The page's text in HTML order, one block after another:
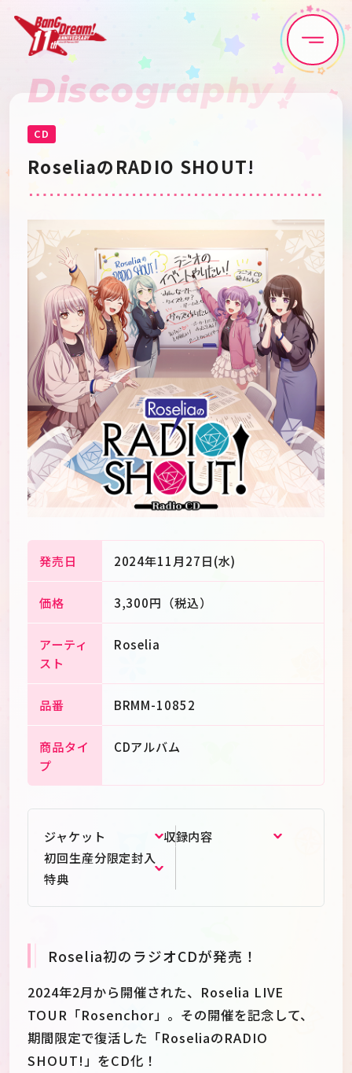
Home News
Live•Event
Game
Schedule About
Goods
Discography
CD
RoseliaのRADIO SHOUT!
発売日 2024年11月27日(水)
価格 3,300円（税込）
アーティ
スト
Roselia
品番 BRMM-10852
商品タイ
プ
CDアルバム
ジャケット
収録内容
初回生産分限定封入
特典
Roselia初のラジオCDが発売！
2024年2月から開催された、Roselia LIVE
TOUR「Rosenchor」。その開催を記念して、
期間限定で復活した「RoseliaのRADIO
SHOUT!」をCD化！